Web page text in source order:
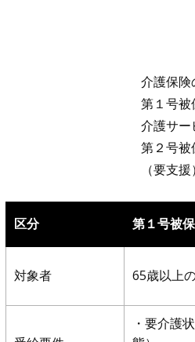
介護保険
第１号被
介護サー
第２号
（要支
区分 第１号被
対象者 65歳以上
・要介護